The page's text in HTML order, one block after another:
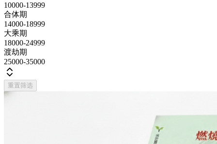
10000-13999
合体期
14000-18999
大乘期
18000-24999
渡劫期
25000-35000
重置筛选